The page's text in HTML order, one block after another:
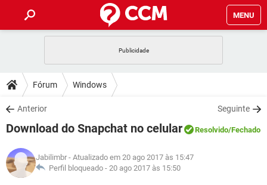
MENU
CELULAR
OUTLOOK
INSTAGRAM GMAIL
GUIA DE COMPRAS
DICAS
JOGOS
INSTAGRAM GMAIL
GUIA DE COMPRAS
DOWNLOADS
JOGOS WHATSAPP
CELULAR
OUTLOOK EXCEL
JOGOS WHATSAPP
CELULAR
GLOSSÁRIO
Fórum Windows
Anterior Seguinte
Download do Snapchat no celular Resolvido/Fechado
Jabilimbr - Atualizado em 20 ago 2017 às 15:47
Perfil bloqueado - 20 ago 2017 às 15:50